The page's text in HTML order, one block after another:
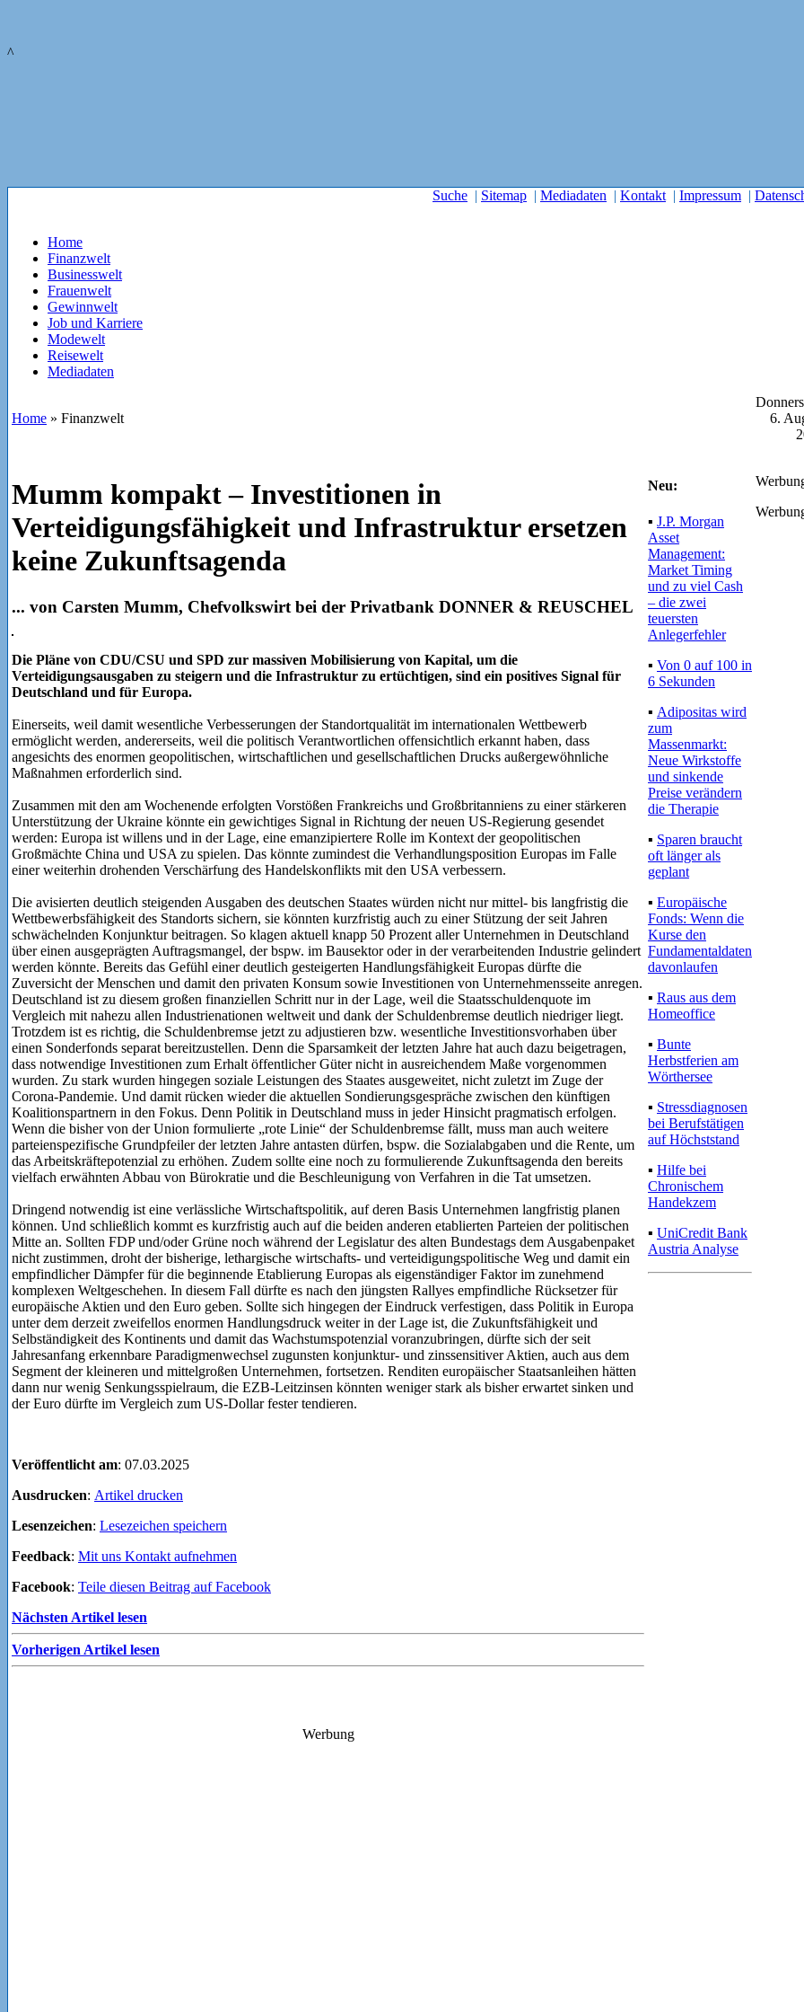
^
Suche | Sitemap | Mediadaten | Kontakt | Impressum |
Home
Finanzwelt
Businesswelt
Frauenwelt
Gewinnwelt
Job und Karriere
Modewelt
Reisewelt
Mediadaten
Home » Finanzwelt
6.
Mumm kompakt – Investitionen in
Verteidigungsfähigkeit und Infrastruktur ersetzen
keine Zukunftsagenda
... von Carsten Mumm, Chefvolkswirt bei der Privatbank DONNER & REUSCHEL
Die Pläne von CDU/CSU und SPD zur massiven Mobilisierung von Kapital, um die
Verteidigungsausgaben zu steigern und die Infrastruktur zu ertüchtigen, sind ein positives Signal für
Deutschland und für Europa.
Einerseits, weil damit wesentliche Verbesserungen der Standortqualität im internationalen Wettbewerb
ermöglicht werden, andererseits, weil die politisch Verantwortlichen offensichtlich erkannt haben, dass
angesichts des enormen geopolitischen, wirtschaftlichen und gesellschaftlichen Drucks außergewöhnliche
Maßnahmen erforderlich sind.
Zusammen mit den am Wochenende erfolgten Vorstößen Frankreichs und Großbritanniens zu einer stärkeren
Unterstützung der Ukraine könnte ein gewichtiges Signal in Richtung der neuen US-Regierung gesendet
werden: Europa ist willens und in der Lage, eine emanzipiertere Rolle im Kontext der geopolitischen
Großmächte China und USA zu spielen. Das könnte zumindest die Verhandlungsposition Europas im Falle
einer weiterhin drohenden Verschärfung des Handelskonflikts mit den USA verbessern.
Die avisierten deutlich steigenden Ausgaben des deutschen Staates würden nicht nur mittel- bis langfristig die
Wettbewerbsfähigkeit des Standorts sichern, sie könnten kurzfristig auch zu einer Stützung der seit Jahren
schwächelnden Konjunktur beitragen. So klagen aktuell knapp 50 Prozent aller Unternehmen in Deutschland
über einen ausgeprägten Auftragsmangel, der bspw. im Bausektor oder in der verarbeitenden Industrie gelindert
werden könnte. Bereits das Gefühl einer deutlich gesteigerten Handlungsfähigkeit Europas dürfte die
Zuversicht der Menschen und damit den privaten Konsum sowie Investitionen von Unternehmensseite anregen.
Deutschland ist zu diesem großen finanziellen Schritt nur in der Lage, weil die Staatsschuldenquote im
Vergleich mit nahezu allen Industrienationen weltweit und dank der Schuldenbremse deutlich niedriger liegt.
Trotzdem ist es richtig, die Schuldenbremse jetzt zu adjustieren bzw. wesentliche Investitionsvorhaben über
einen Sonderfonds separat bereitzustellen. Denn die Sparsamkeit der letzten Jahre hat auch dazu beigetragen,
dass notwendige Investitionen zum Erhalt öffentlicher Güter nicht in ausreichendem Maße vorgenommen
wurden. Zu stark wurden hingegen soziale Leistungen des Staates ausgeweitet, nicht zuletzt im Zuge der
Corona-Pandemie. Und damit rücken wieder die aktuellen Sondierungsgespräche zwischen den künftigen
Koalitionspartnern in den Fokus. Denn Politik in Deutschland muss in jeder Hinsicht pragmatisch erfolgen.
Wenn die bisher von der Union formulierte „rote Linie“ der Schuldenbremse fällt, muss man auch weitere
parteienspezifische Grundpfeiler der letzten Jahre antasten dürfen, bspw. die Sozialabgaben und die Rente, um
das Arbeitskräftepotenzial zu erhöhen. Zudem sollte eine noch zu formulierende Zukunftsagenda den bereits
vielfach erwähnten Abbau von Bürokratie und die Beschleunigung von Verfahren in die Tat umsetzen.
Dringend notwendig ist eine verlässliche Wirtschaftspolitik, auf deren Basis Unternehmen langfristig planen
können. Und schließlich kommt es kurzfristig auch auf die beiden anderen etablierten Parteien der politischen
Mitte an. Sollten FDP und/oder Grüne noch während der Legislatur des alten Bundestags dem Ausgabenpaket
nicht zustimmen, droht der bisherige, lethargische wirtschafts- und verteidigungspolitische Weg und damit ein
empfindlicher Dämpfer für die beginnende Etablierung Europas als eigenständiger Faktor im zunehmend
komplexen Weltgeschehen. In diesem Fall dürfte es nach den jüngsten Rallyes empfindliche Rücksetzer für
europäische Aktien und den Euro geben. Sollte sich hingegen der Eindruck verfestigen, dass Politik in Europa
unter dem derzeit zweifellos enormen Handlungsdruck weiter in der Lage ist, die Zukunftsfähigkeit und
Selbständigkeit des Kontinents und damit das Wachstumspotenzial voranzubringen, dürfte sich der seit
Jahresanfang erkennbare Paradigmenwechsel zugunsten konjunktur- und zinssensitiver Aktien, auch aus dem
Segment der kleineren und mittelgroßen Unternehmen, fortsetzen. Renditen europäischer Staatsanleihen hätten
dann nur wenig Senkungsspielraum, die EZB-Leitzinsen könnten weniger stark als bisher erwartet sinken und
der Euro dürfte im Vergleich zum US-Dollar fester tendieren.
Veröffentlicht am: 07.03.2025
Ausdrucken: Artikel drucken
Lesenzeichen: Lesezeichen speichern
Feedback: Mit uns Kontakt aufnehmen
Facebook: Teile diesen Beitrag auf Facebook
Nächsten Artikel lesen
Vorherigen Artikel lesen
Neu:
▪ J.P. Morgan
Asset
Management:
Market Timing
und zu viel Cash
– die zwei
teuersten
Anlegerfehler
▪ Von 0 auf 100 in
6 Sekunden
▪ Adipositas wird
zum
Massenmarkt:
Neue Wirkstoffe
und sinkende
Preise verändern
die Therapie
▪ Sparen braucht
oft länger als
geplant
▪ Europäische
Fonds: Wenn die
Kurse den
Fundamentaldaten
davonlaufen
▪ Raus aus dem
Homeoffice
▪ Bunte
Herbstferien am
Wörthersee
▪ Stressdiagnosen
bei Berufstätigen
auf Höchststand
▪ Hilfe bei
Chronischem
Handekzem
▪ UniCredit Bank
Austria Analyse
Werbung